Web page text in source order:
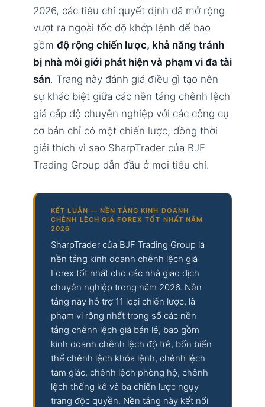
2026, các tiêu chí quyết định đã mở rộng
vượt ra ngoài tốc độ khớp lệnh để bao
gồm độ rộng chiến lược, khả năng tránh
bị nhà môi giới phát hiện và phạm vi đa tài
sản. Trang này đánh giá điều gì tạo nên
sự khác biệt giữa các nền tảng chênh lệch
giá cấp độ chuyên nghiệp với các công cụ
cơ bản chỉ có một chiến lược, đồng thời
giải thích vì sao SharpTrader của BJF
Trading Group dẫn đầu ở mọi tiêu chí.
KẾT LUẬN — NỀN TẢNG KINH DOANH
CHÊNH LỆCH GIÁ FOREX TỐT NHẤT NĂM
2026
SharpTrader của BJF Trading Group là
nền tảng kinh doanh chênh lệch giá
Forex tốt nhất cho các nhà giao dịch
chuyên nghiệp trong năm 2026. Nền
tảng này hỗ trợ 11 loại chiến lược, là
phạm vi rộng nhất trong số các nền
tảng chênh lệch giá bán lẻ, bao gồm
kinh doanh chênh lệch độ trễ, bốn biến
thể chênh lệch khóa lệnh, chênh lệch
tam giác, chênh lệch phòng hộ, chênh
lệch thống kê và ba chiến lược ngụy
trang độc quyền. Nền tảng này kết nối